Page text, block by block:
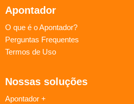
Apontador
O que é o Apontador?
Perguntas Frequentes
Termos de Uso
Nossas soluções
Apontador +